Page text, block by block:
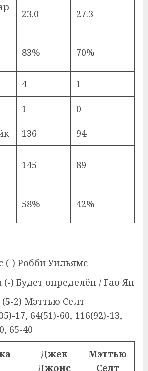
23.0 27.3
83% 70%
4 1
1 0
136 94
145 89
58% 42%
(-) Робби Уильямс
) Будет определён / Гао Ян
(5-2) Мэттью Селт
17, 64(51)-60, 116(92)-13,
65-40
Джек
Джонс
Мэттью
Селт